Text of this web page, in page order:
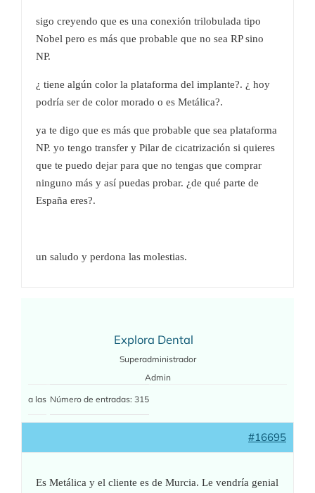
sigo creyendo que es una conexión trilobulada tipo
Nobel pero es más que probable que no sea RP sino
NP.
¿ tiene algún color la plataforma del implante?. ¿ hoy
podría ser de color morado o es Metálica?.
ya te digo que es más que probable que sea plataforma
NP. yo tengo transfer y Pilar de cicatrización si quieres
que te puedo dejar para que no tengas que comprar
ninguno más y así puedas probar. ¿de qué parte de
España eres?.
un saludo y perdona las molestias.
Explora Dental
Superadministrador
Admin
a las Número de entradas: 315
#16695
Es Metálica y el cliente es de Murcia. Le vendría genial